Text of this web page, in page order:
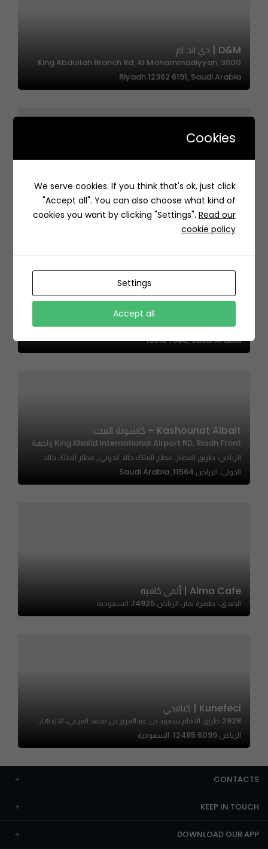
D&M | دي اند ام
3600 King Abdullah Branch Rd, Al Mohammadiyyah,
Riyadh 12362 6191, Saudi Arabia
Thirsty | ثيرستي
QMPJ+WMP الوادي، الرياض السعودية
2835 Prince Faisal Ibn Abdulrahman, Hittin, Riyadh
13518 7588, Saudi Arabia
Kashounat Albait – كاشونة البيت
King Khalid International Airport RD, Riadh Front واجهة
الرياض، طريق المطار، مطار الملك خالد الدولي،, مطار الملك خالد
الدولي، الرياض 11564, Saudi Arabia
Alma Cafe | ألمى كافيه
الصدق،، ظهرة نمار، الرياض 14925، السعودية
Kunefeci | كنافجي
2928 طريق الامام سعود بن عبدالعزيز بن محمد الفرعي، الازدهار،
الرياض 12485 6099، السعودية
CONTACTS
KEEP IN TOUCH
DOWNLOAD OUR APP
Cookies
We serve cookies. If you think that's ok, just click
"Accept all". You can also choose what kind of
cookies you want by clicking "Settings". Read our
cookie policy
Settings
Accept all